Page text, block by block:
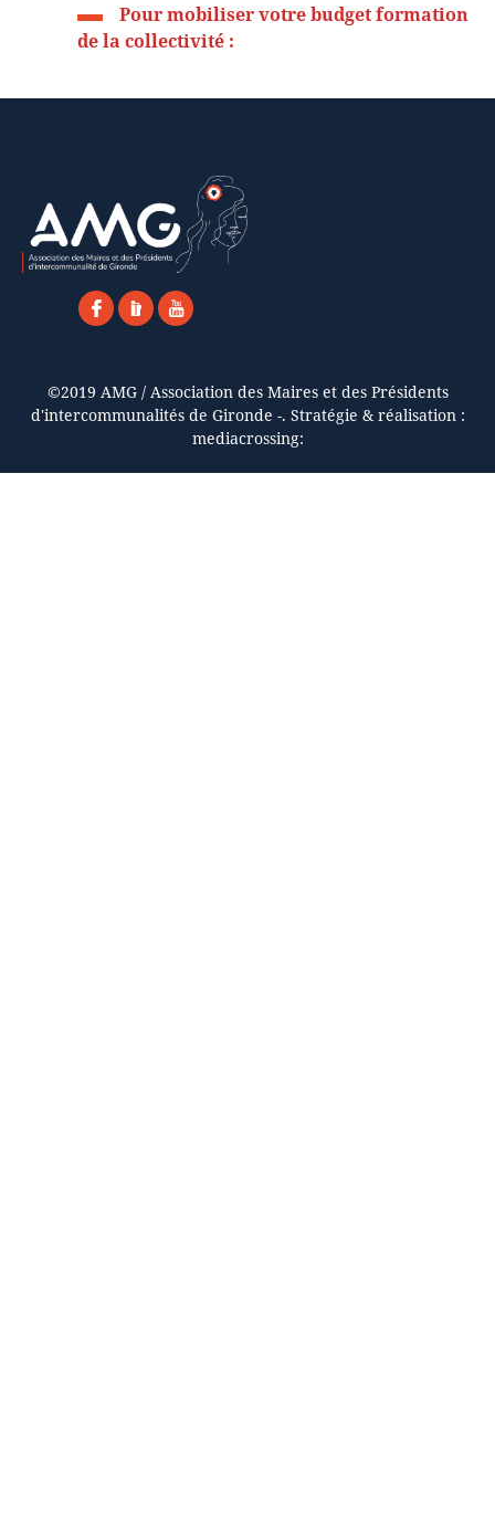
Pour mobiliser votre budget formation
de la collectivité :
©2019 AMG / Association des Maires et des Présidents
d'intercommunalités de Gironde -. Stratégie & réalisation :
mediacrossing: